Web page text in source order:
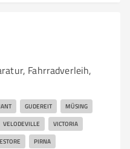
Fahrradverleih,
GUDEREIT MÜSING
VELODEVILLE VICTORIA
PIRNA